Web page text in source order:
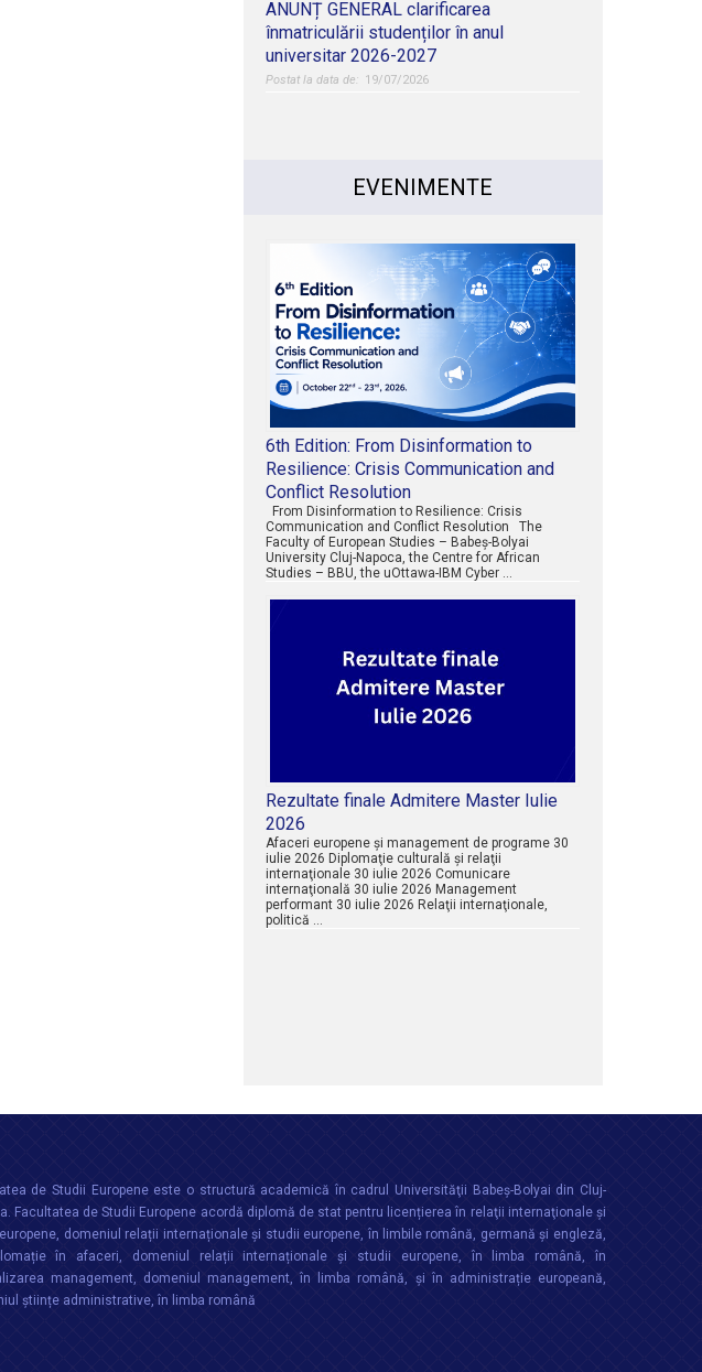
ANUNȚ GENERAL clarificarea
înmatriculării studenților în anul
universitar 2026-2027
19/07/2026
EVENIMENTE
6th Edition: From Disinformation to
Resilience: Crisis Communication and
Conflict Resolution
From Disinformation to Resilience: Crisis
Communication and Conflict Resolution The
Faculty of European Studies – Babeș-Bolyai
University Cluj-Napoca, the Centre for African
Studies – BBU, the uOttawa-IBM Cyber …
Rezultate finale Admitere Master Iulie
2026
Afaceri europene şi management de programe 30
iulie 2026 Diplomaţie culturală şi relaţii
internaţionale 30 iulie 2026 Comunicare
internaţională 30 iulie 2026 Management
performant 30 iulie 2026 Relaţii internaţionale,
politică …
de Studii Europene este o structură academică în cadrul Universităţii Babeș-Bolyai din Cluj-
Facultatea de Studii Europene acordă diplomă de stat pentru licențierea în relaţii internaţionale şi
domeniul relații internaționale şi studii europene, în limbile română, germană și engleză,
în afaceri, domeniul relații internaționale și studii europene, în limba română, în
management, domeniul management, în limba română, și în administrație europeană,
științe administrative, în limba română